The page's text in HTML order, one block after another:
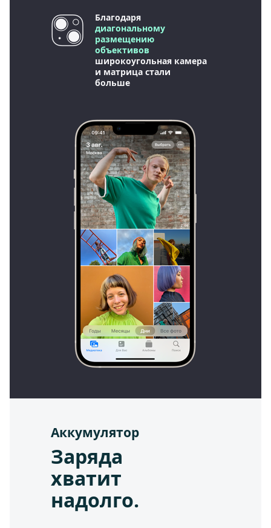
Благодаря
диагональному
размещению
объективов
широкоугольная камера
и матрица стали
больше
Аккумулятор
Заряда
хватит
надолго.